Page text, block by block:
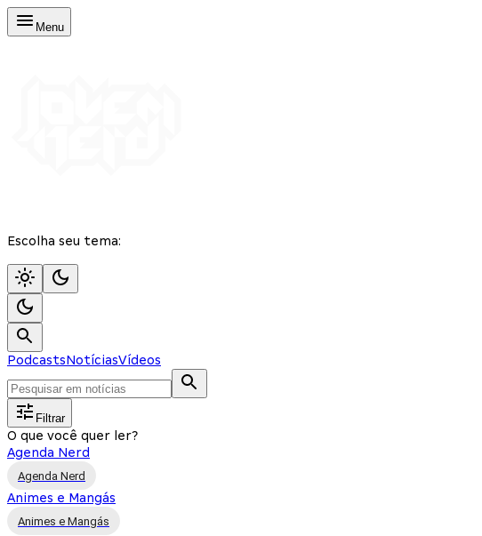
Menu
Escolha seu tema:
PodcastsNotíciasVídeos
Filtrar
O que você quer ler?
Agenda Nerd
Agenda Nerd
Animes e Mangás
Animes e Mangás